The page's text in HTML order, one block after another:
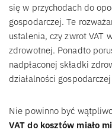
się w przychodach do
gospodarczej. Te
ustalenia, czy zwrot VAT
zdrowotnej. Ponadto
nadpłaconej składki
działalności
Nie powinno być
VAT do kosztów miało